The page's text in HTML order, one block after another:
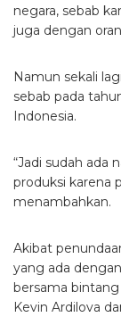
negara, sebab
juga dengan
Namun sekali
sebab pada
Indonesia.
“Jadi sudah ada
produksi karena
menambahkan.
Akibat
yang ada
bersama
Kevin Ardilova